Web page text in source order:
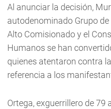
Al anunciar la decisión,
autodenominado Grupo de
Alto Comisionado y el
Humanos se han
quienes atentaron contra
referencia a los
Ortega, exguerrillero de 79